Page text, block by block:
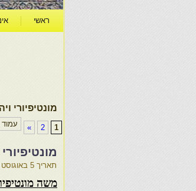
ראשי
מונטיפיורי
עמוד 1 מתוך 2 1
2
»
תאריך 5 באוגוסט 2014
משה